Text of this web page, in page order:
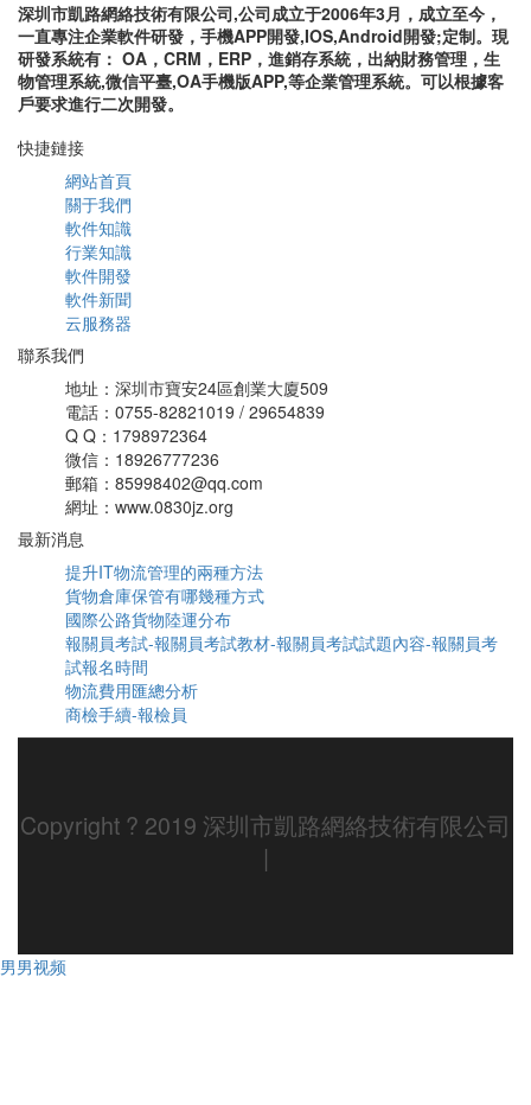
深圳市凱路網絡技術有限公司,公司成立于2006年3月，成立至今，
一直專注企業軟件研發，手機APP開發,IOS,Android開發;定制。現
研發系統有： OA，CRM，ERP，進銷存系統，出納財務管理，生
物管理系統,微信平臺,OA手機版APP,等企業管理系統。可以根據客
戶要求進行二次開發。
快捷鏈接
網站首頁
關于我們
軟件知識
行業知識
軟件開發
軟件新聞
云服務器
聯系我們
地址：深圳市寶安24區創業大廈509
電話：0755-82821019 / 29654839
Q Q：1798972364
微信：18926777236
郵箱：85998402@qq.com
網址：www.0830jz.org
最新消息
提升IT物流管理的兩種方法
貨物倉庫保管有哪幾種方式
國際公路貨物陸運分布
報關員考試-報關員考試教材-報關員考試試題內容-報關員考
試報名時間
物流費用匯總分析
商檢手續-報檢員
Copyright ? 2019 深圳市凱路網絡技術有限公司
|
男男视频